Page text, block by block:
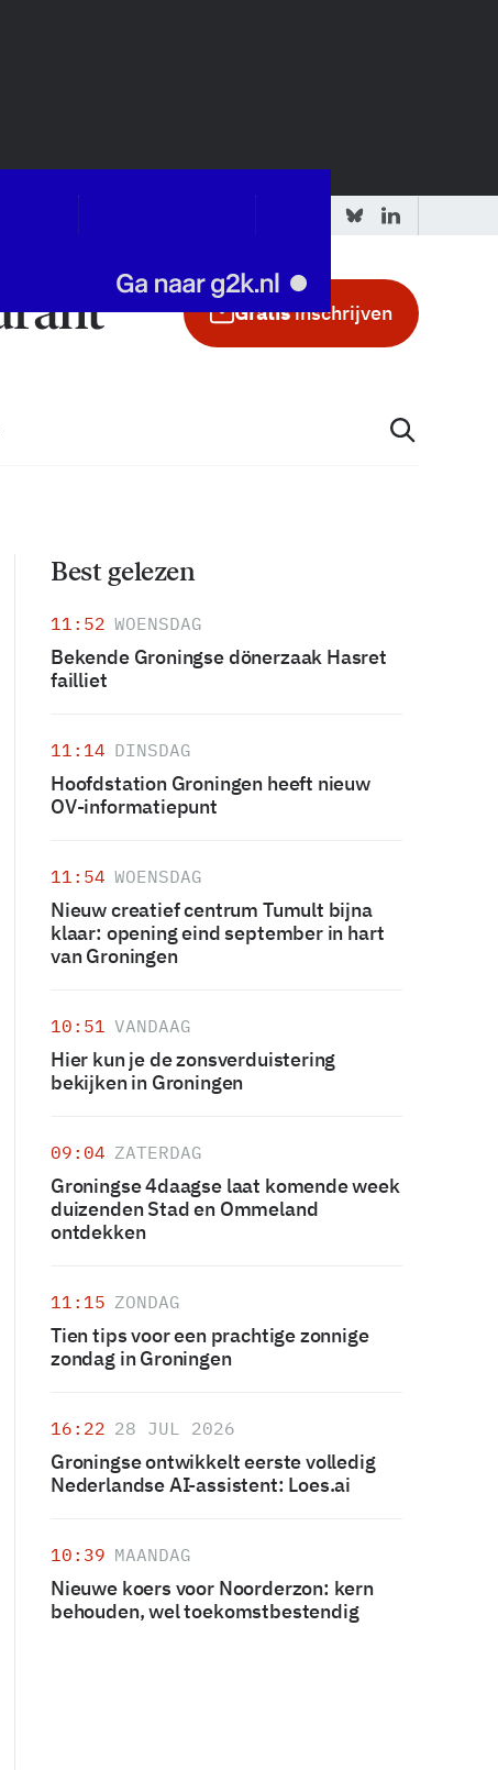
Gratisinschrijven
Best gelezen
11:52 WOENSDAG
Bekende Groningse dönerzaak Hasret
failliet
11:14 DINSDAG
Hoofdstation Groningen heeft nieuw
OV-informatiepunt
11:54 WOENSDAG
Nieuw creatief centrum Tumult bijna
klaar: opening eind september in hart
van Groningen
10:51 VANDAAG
Hier kun je de zonsverduistering
bekijken in Groningen
09:04 ZATERDAG
Groningse 4daagse laat komende week
duizenden Stad en Ommeland
ontdekken
11:15 ZONDAG
Tien tips voor een prachtige zonnige
zondag in Groningen
16:22 28 JUL 2026
Groningse ontwikkelt eerste volledig
Nederlandse AI-assistent: Loes.ai
10:39 MAANDAG
Nieuwe koers voor Noorderzon: kern
behouden, wel toekomstbestendig